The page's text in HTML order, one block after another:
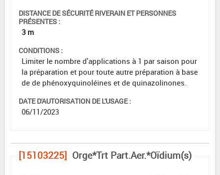
DISTANCE DE SÉCURITÉ RIVERAIN ET PERSONNES
PRÉSENTES :
3 m
CONDITIONS :
Limiter le nombre d'applications à 1 par saison pour
la préparation et pour toute autre préparation à base
de de phénoxyquinoléines et de quinazolinones.
DATE D'AUTORISATION DE L'USAGE :
06/11/2023
[15103225] Orge*Trt Part.Aer.*Oïdium(s)